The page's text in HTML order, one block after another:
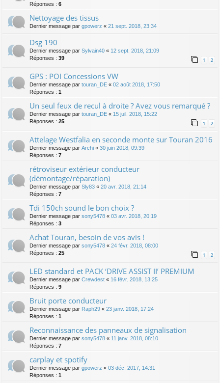
Réponses : 6
Nettoyage des tissus
Dernier message par gpowerz « 21 sept. 2018, 23:34
Dsg 190
Dernier message par Sylvain40 « 12 sept. 2018, 21:09
Réponses : 39 1 2
GPS : POI Concessions VW
Dernier message par touran_DE « 02 août 2018, 17:50
Réponses : 1
Un seul feux de recul à droite ? Avez vous remarqué ?
Dernier message par touran_DE « 15 juil. 2018, 15:22
Réponses : 25 1 2
Attelage Westfalia en seconde monte sur Touran 2016
Dernier message par Archi « 30 juin 2018, 09:39
Réponses : 7
rétroviseur extérieur conducteur
(démontage/réparation)
Dernier message par Sly83 « 20 avr. 2018, 21:14
Réponses : 7
Tdi 150ch sound le bon choix ?
Dernier message par sony5478 « 03 avr. 2018, 20:19
Réponses : 3
Achat Touran, besoin de vos avis !
Dernier message par sony5478 « 24 févr. 2018, 08:00
Réponses : 25 1 2
LED standard et PACK ‘DRIVE ASSIST II’ PREMIUM
Dernier message par Crewdest « 16 févr. 2018, 13:25
Réponses : 9
Bruit porte conducteur
Dernier message par Raph29 « 23 janv. 2018, 17:24
Réponses : 1
Reconnaissance des panneaux de signalisation
Dernier message par sony5478 « 11 janv. 2018, 08:10
Réponses : 7
carplay et spotify
Dernier message par gpowerz « 03 déc. 2017, 14:31
Réponses : 1